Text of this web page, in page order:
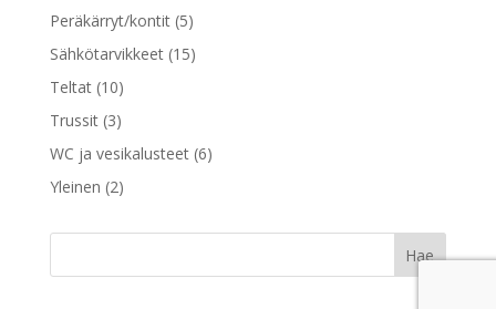
Peräkärryt/kontit (5)
Sähkötarvikkeet (15)
Teltat (10)
Trussit (3)
WC ja vesikalusteet (6)
Yleinen (2)